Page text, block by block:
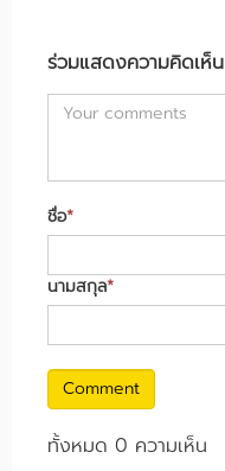
ร่วมแสดงความคิดเห็น
ชื่อ*
นามสกุล*
Comment
ทั้งหมด 0 ความเห็น